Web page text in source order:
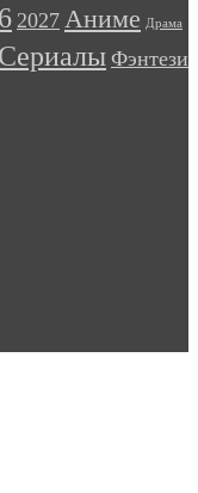
2027 Аниме Драма
Сериалы Фэнтези